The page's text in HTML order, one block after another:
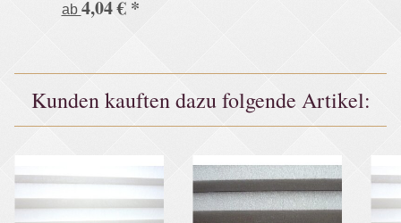
vielen Farben 100%
ab 4,04 € *
Kunden kauften dazu folgende Artikel: